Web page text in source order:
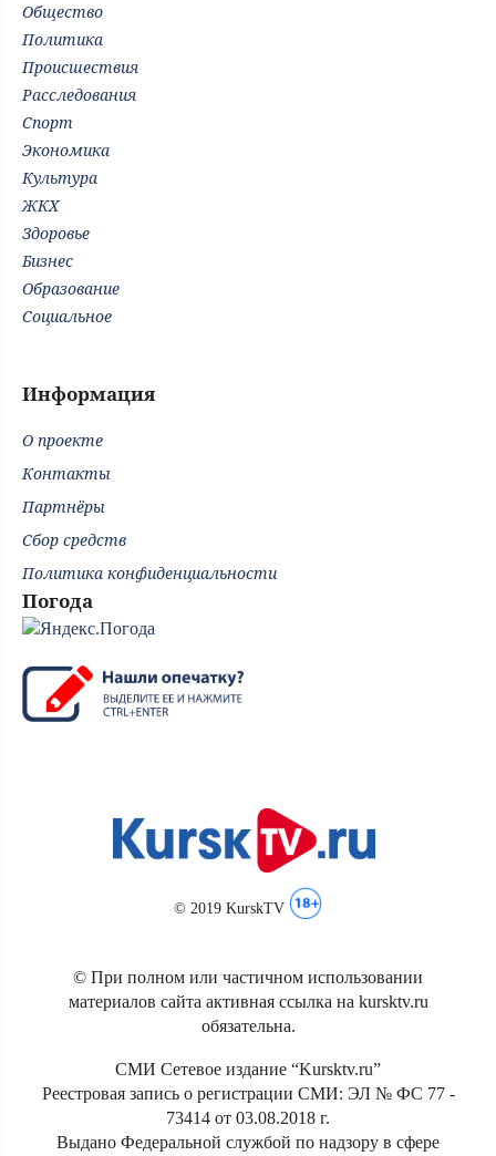
Общество
Политика
Происшествия
Расследования
Спорт
Экономика
Культура
ЖКХ
Здоровье
Бизнес
Образование
Социальное
Информация
О проекте
Контакты
Партнёры
Сбор средств
Политика конфиденциальности
Погода
© 2019 KurskTV
© При полном или частичном использовании
материалов сайта активная ссылка на kursktv.ru
обязательна.
СМИ Сетевое издание “Kursktv.ru”
Реестровая запись о регистрации СМИ: ЭЛ № ФС 77 -
73414 от 03.08.2018 г.
Выдано Федеральной службой по надзору в сфере